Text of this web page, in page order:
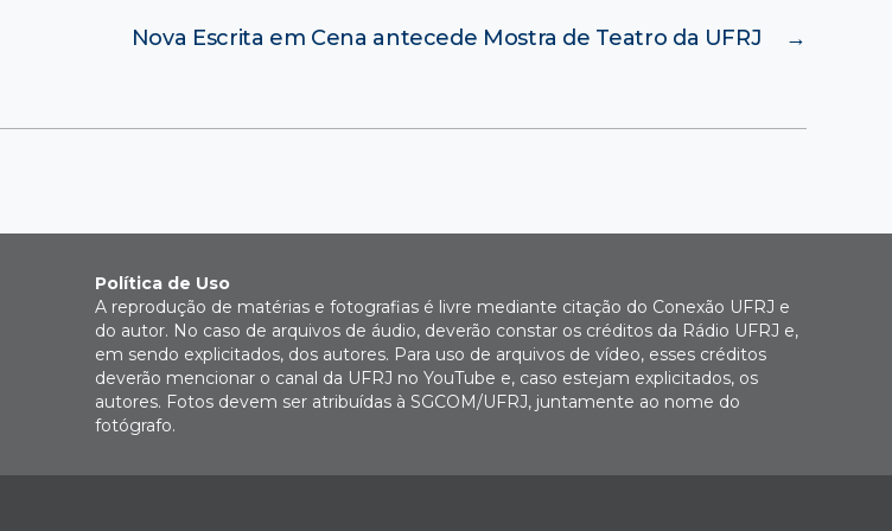
→
Nova Escrita em Cena antecede Mostra de Teatro da UFRJ
Política de Uso
A reprodução de matérias e fotografias é livre mediante citação do Conexão UFRJ e
do autor. No caso de arquivos de áudio, deverão constar os créditos da Rádio UFRJ e,
em sendo explicitados, dos autores. Para uso de arquivos de vídeo, esses créditos
deverão mencionar o canal da UFRJ no YouTube e, caso estejam explicitados, os
autores. Fotos devem ser atribuídas à SGCOM/UFRJ, juntamente ao nome do
fotógrafo.